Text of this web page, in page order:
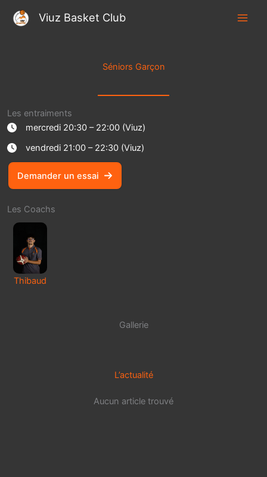
Viuz Basket Club
Séniors Garçon
Les entraiments
mercredi 20:30 – 22:00 (Viuz)
vendredi 21:00 – 22:30 (Viuz)
Demander un essai
Les Coachs
Thibaud
Gallerie
L’actualité
Aucun article trouvé